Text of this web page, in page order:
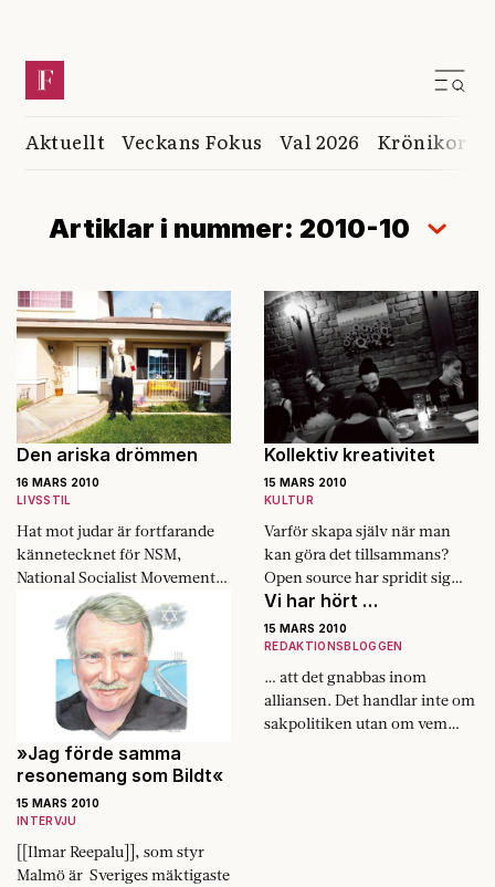
Aktuellt Veckans Fokus Val 2026 Krönikor
Artiklar i nummer: 2010-10
Den ariska drömmen
16 MARS 2010
LIVSSTIL
Hat mot judar är fortfarande
känne­tecknet för NSM,
National Socialist Movement.
Men det är invandringen från
Mexiko och den stigande
arbetslösheten som gett dem
vind i seglen.
Kollektiv kreativitet
15 MARS 2010
KULTUR
Varför skapa själv när man
kan göra det tillsammans?
Open source har spridit sig
utanför internet.
»Jag förde samma
resonemang som Bildt«
15 MARS 2010
INTERVJU
[[Ilmar Reepalu]], som styr
Malmö är Sveriges mäktigaste
Vi har hört …
15 MARS 2010
REDAKTIONSBLOGGEN
… att det gnabbas inom
alliansen. Det handlar inte om
sakpolitiken utan om vem